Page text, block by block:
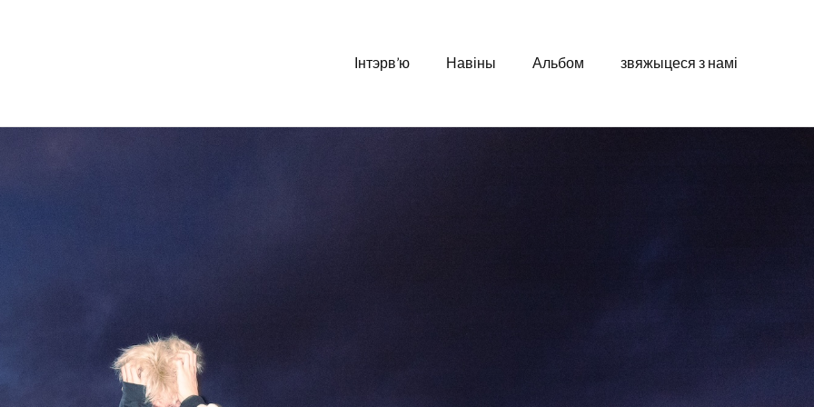
Інтэрв’ю Навіны Альбом звяжыцеся з намі